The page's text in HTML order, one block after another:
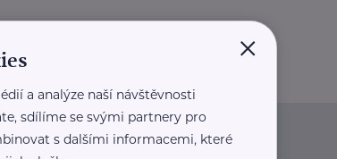
×
a analýze naší návštěvnosti
sdílíme se svými partnery pro
s dalšími informacemi, které